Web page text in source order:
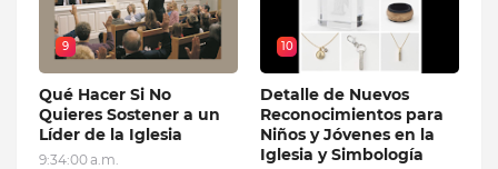
9
Qué Hacer Si No
Quieres Sostener a un
Líder de la Iglesia
9:34:00 a.m.
10
Detalle de Nuevos
Reconocimientos para
Niños y Jóvenes en la
Iglesia y Simbología